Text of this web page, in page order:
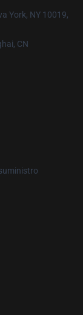
York, NY 10019,
CN